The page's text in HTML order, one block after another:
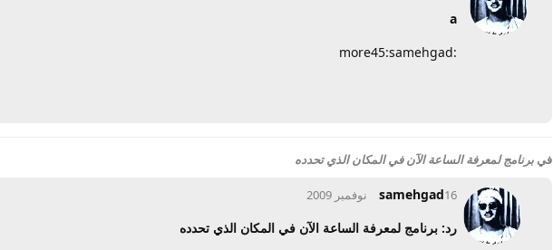
a
:more45:samehgad
في برنامج لمعرفة الساعة الآن في المكان الذي تحدده
samehgad16 نوفمبر 2009
رد: برنامج لمعرفة الساعة الآن في المكان الذي تحدده